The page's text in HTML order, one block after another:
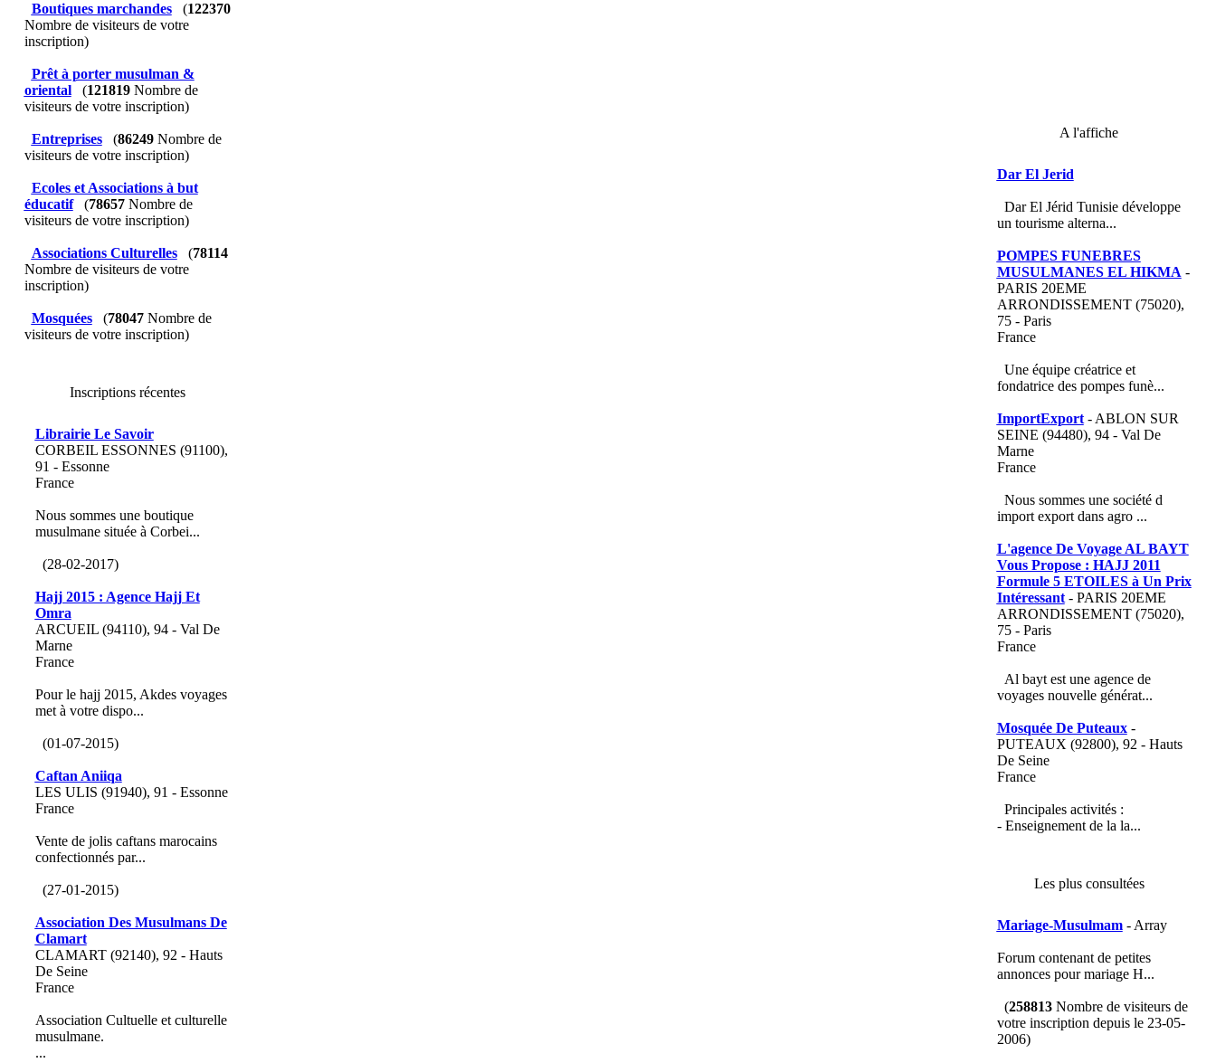
Boutiques marchandes (122370
Nombre de visiteurs de votre
inscription)
Prêt à porter musulman &
oriental
(121819Nombre de
visiteurs de votre inscription)
Entreprises (86249Nombre de
visiteurs de votre inscription)
Ecoles et Associations à but
éducatif
(78657Nombre de
visiteurs de votre inscription)
Associations Culturelles (78114
Nombre de visiteurs de votre
inscription)
Mosquées (78047Nombre de
visiteurs de votre inscription)
Inscriptions récentes
Librairie Le Savoir
CORBEIL ESSONNES (91100),
91 - Essonne
France
Nous sommes une boutique
musulmane située à Corbei...
(28-02-2017)
Hajj 2015 : Agence Hajj Et
Omra
ARCUEIL (94110), 94 - Val De
Marne
France
Pour le hajj 2015, Akdes voyages
met à votre dispo...
(01-07-2015)
Caftan Aniiqa
LES ULIS (91940), 91 - Essonne
France
Vente de jolis caftans marocains
confectionnés par...
(27-01-2015)
Association Des Musulmans De
Clamart
CLAMART (92140), 92 - Hauts
De Seine
France
Association Cultuelle et culturelle
musulmane.
...
A l'affiche
Dar El Jerid
Dar El Jérid Tunisie développe
un tourisme alterna...
POMPES FUNEBRES
MUSULMANES EL HIKMA -
PARIS 20EME
ARRONDISSEMENT (75020),
75 - Paris
France
Une équipe créatrice et
fondatrice des pompes funè...
ImportExport- ABLON SUR
SEINE (94480), 94 - Val De
Marne
France
Nous sommes une société d
import export dans agro ...
L'agence De Voyage AL BAYT
Vous Propose : HAJJ 2011
Formule 5 ETOILES à Un Prix
Intéressant- PARIS 20EME
ARRONDISSEMENT (75020),
75 - Paris
France
Al bayt est une agence de
voyages nouvelle générat...
Mosquée De Puteaux-
PUTEAUX (92800), 92 - Hauts
De Seine
France
Principales activités :
- Enseignement de la la...
Les plus consultées
Mariage-Musulmam- Array
Forum contenant de petites
annonces pour mariage H...
(258813Nombre de visiteurs de
votre inscription depuis le 23-05-
2006)